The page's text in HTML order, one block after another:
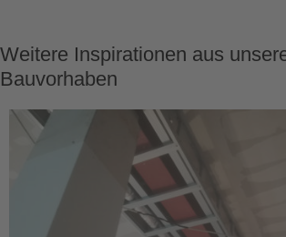
Weitere Inspirationen aus
Bauvorhaben